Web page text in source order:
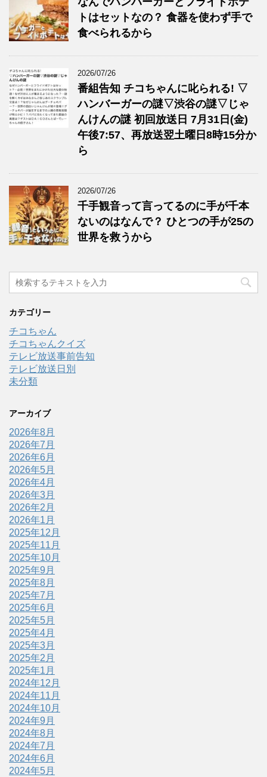
トはセットなの？ 食器を使わず手で
食べられるから
2026/07/26
番組告知 チコちゃんに叱られる! ▽
ハンバーガーの謎▽渋谷の謎▽じゃ
んけんの謎 初回放送日 7月31日(金)
午後7:57、再放送翌土曜日8時15分か
ら
2026/07/26
千手観音って言ってるのに手が千本
ないのはなんで？ ひとつの手が25の
世界を救うから
カテゴリー
チコちゃん
チコちゃんクイズ
テレビ放送事前告知
テレビ放送日別
未分類
アーカイブ
2026年8月
2026年7月
2026年6月
2026年5月
2026年4月
2026年3月
2026年2月
2026年1月
2025年12月
2025年11月
2025年10月
2025年9月
2025年8月
2025年7月
2025年6月
2025年5月
2025年4月
2025年3月
2025年2月
2025年1月
2024年12月
2024年11月
2024年10月
2024年9月
2024年8月
2024年7月
2024年6月
2024年5月